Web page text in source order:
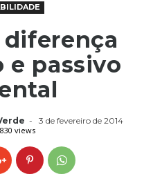
diferença
passivo
-
3 de fevereiro de 2014
views